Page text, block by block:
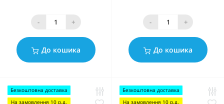
- +
До кошика
- +
До кошика
Безкоштовна доставка
На замовлення 10 р.д.
Безкоштовна доставка
На замовлення 10 р.д.